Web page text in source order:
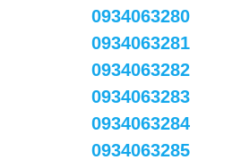
0934063280
0934063281
0934063282
0934063283
0934063284
0934063285